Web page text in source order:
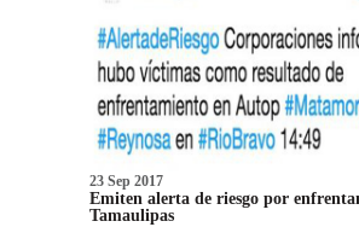
23 Sep 2017
Emiten alerta de riesgo por
Tamaulipas